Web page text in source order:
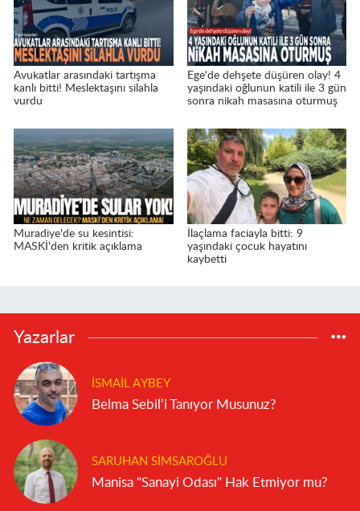
Avukatlar arasındaki tartışma
kanlı bitti! Meslektaşını silahla
vurdu
Ege'de dehşete düşüren olay! 4
yaşındaki oğlunun katili ile 3 gün
sonra nikah masasına oturmuş
Muradiye'de su kesintisi:
MASKİ'den kritik açıklama
İlaçlama faciayla bitti: 9
yaşındaki çocuk hayatını
kaybetti
Yazarlar
İSMAIL AYBEY
Belma Sebil’i Tanıyor Musunuz?
SARUHAN SIMSAROĞLU
Manisa "Sanayi Odası" Hak Etmiyor mu?